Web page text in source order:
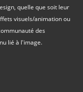
quelle que soit leur
visuels/animation ou
des
lié à l'image.